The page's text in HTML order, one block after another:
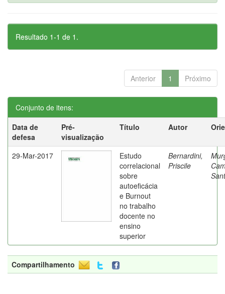
Resultado 1-1 de 1.
Anterior 1 Próximo
Conjunto de itens:
Data de
defesa
Pré-
visualização
Título Autor
29-Mar-2017
Estudo
correlacional
sobre
autoeficácia
e Burnout
no trabalho
docente no
ensino
superior
Bernardini,
Priscile
Compartilhamento